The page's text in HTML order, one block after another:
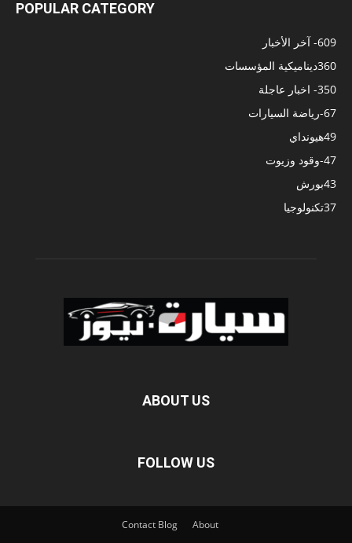
POPULAR CATEGORY
- آخر الأخبار609
ديناميكية المؤسسات360
- اخبار عاجلة350
-رياضة السيارات67
هيونداي49
-وقود وزيوت47
بورش43
تكنولوجيا37
ABOUT US
FOLLOW US
About
Blog
Contact